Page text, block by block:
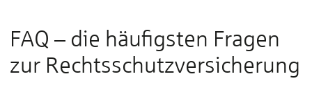
FAQ – die häufigsten Fra­gen
zur Rechts­schutz­versicherung